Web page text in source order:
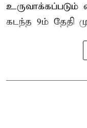
உருவாக்கப்படும்
கடந்த 9ம் தேதி